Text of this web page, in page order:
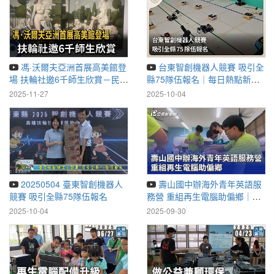
馮·沃爾夫亞洲首展高美館登
場 扶輪社邀6千師生欣賞－民視
新聞
2025-11-27
縣75隊伍報名｜每日熱點新聞
｜原住民族電視台
2025-10-04
20250504 臺東智創機器人
競賽 吸引全縣75隊伍報名
2025-10-04
壽山國中辦海外青年英語服
務營 重組再生電腦助偏鄉｜
20250831 公視晚間新聞
2025-09-30